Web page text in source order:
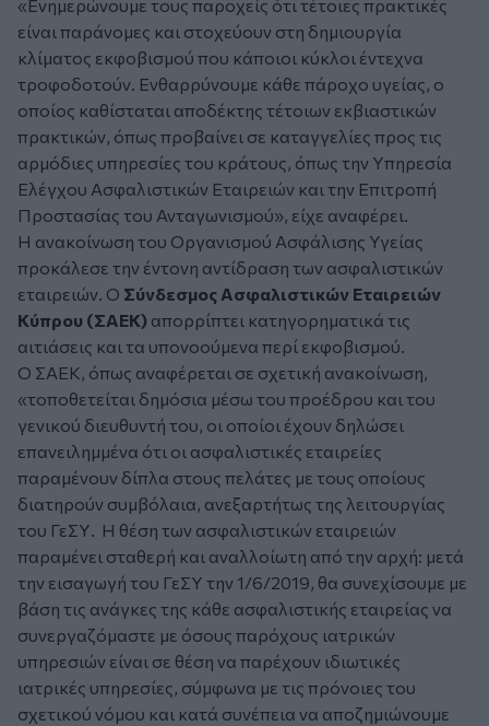
«Ενημερώνουμε τους παροχείς ότι τέτοιες πρακτικές
είναι παράνομες και στοχεύουν στη δημιουργία
κλίματος εκφοβισμού που κάποιοι κύκλοι έντεχνα
τροφοδοτούν. Ενθαρρύνουμε κάθε πάροχο υγείας, ο
οποίος καθίσταται αποδέκτης τέτοιων εκβιαστικών
πρακτικών, όπως προβαίνει σε καταγγελίες προς τις
αρμόδιες υπηρεσίες του κράτους, όπως την Υπηρεσία
Ελέγχου Ασφαλιστικών Εταιρειών και την Επιτροπή
Προστασίας του Ανταγωνισμού», είχε αναφέρει.
Η ανακοίνωση του Οργανισμού Ασφάλισης Υγείας
προκάλεσε την έντονη αντίδραση των ασφαλιστικών
εταιρειών. Ο Σύνδεσμος Ασφαλιστικών Εταιρειών
Κύπρου (ΣΑΕΚ) απορρίπτει κατηγορηματικά τις
αιτιάσεις και τα υπονοούμενα περί εκφοβισμού.
Ο ΣΑΕΚ, όπως αναφέρεται σε σχετική ανακοίνωση,
«τοποθετείται δημόσια μέσω του προέδρου και του
γενικού διευθυντή του, οι οποίοι έχουν δηλώσει
επανειλημμένα ότι οι ασφαλιστικές εταιρείες
παραμένουν δίπλα στους πελάτες με τους οποίους
διατηρούν συμβόλαια, ανεξαρτήτως της λειτουργίας
του ΓεΣΥ. Η θέση των ασφαλιστικών εταιρειών
παραμένει σταθερή και αναλλοίωτη από την αρχή: μετά
την εισαγωγή του ΓεΣΥ την 1/6/2019, θα συνεχίσουμε με
βάση τις ανάγκες της κάθε ασφαλιστικής εταιρείας να
συνεργαζόμαστε με όσους παρόχους ιατρικών
υπηρεσιών είναι σε θέση να παρέχουν ιδιωτικές
ιατρικές υπηρεσίες, σύμφωνα με τις πρόνοιες του
σχετικού νόμου και κατά συνέπεια να αποζημιώνουμε